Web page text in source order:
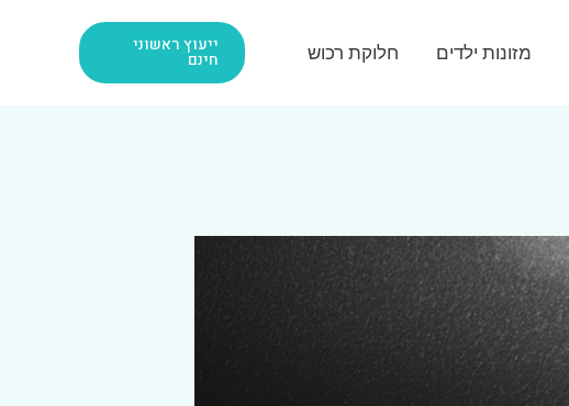
מזונות ילדים חלוקת רכוש ייעוץ ראשוני
חינם